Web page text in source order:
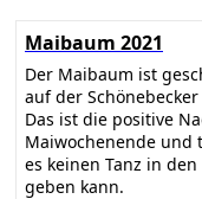
Maibaum 2021
Der Maibaum ist
auf der
Das ist die positive
Maiwochenende und
es keinen Tanz in
geben kann.